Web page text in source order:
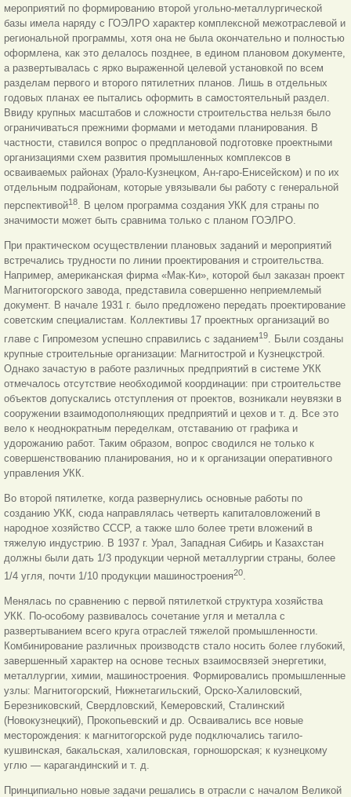
мероприятий по формированию второй угольно-металлургической
базы имела наряду с ГОЭЛРО характер комплексной межотраслевой и
региональной программы, хотя она не была окончательно и полностью
оформлена, как это делалось позднее, в едином плановом документе,
а развертывалась с ярко выраженной целевой установкой по всем
разделам первого и второго пятилетних планов. Лишь в отдельных
годовых планах ее пытались оформить в самостоятельный раздел.
Ввиду крупных масштабов и сложности строительства нельзя было
ограничиваться прежними формами и методами планирования. В
частности, ставился вопрос о предплановой подготовке проектными
организациями схем развития промышленных комплексов в
осваиваемых районах (Урало-Кузнецком, Ан-гаро-Енисейском) и по их
отдельным подрайонам, которые увязывали бы работу с генеральной
перспективой18. В целом программа создания УКК для страны по
значимости может быть сравнима только с планом ГОЭЛРО.
При практическом осуществлении плановых заданий и мероприятий
встречались трудности по линии проектирования и строительства.
Например, американская фирма «Мак-Ки», которой был заказан проект
Магнитогорского завода, представила совершенно неприемлемый
документ. В начале 1931 г. было предложено передать проектирование
советским специалистам. Коллективы 17 проектных организаций во
главе с Гипромезом успешно справились с заданием19
. Были созданы
крупные строительные организации: Магнитострой и Кузнецкстрой.
Однако зачастую в работе различных предприятий в системе УКК
отмечалось отсутствие необходимой координации: при строительстве
объектов допускались отступления от проектов, возникали неувязки в
сооружении взаимодополняющих предприятий и цехов и т. д. Все это
вело к неоднократным переделкам, отставанию от графика и
удорожанию работ. Таким образом, вопрос сводился не только к
совершенствованию планирования, но и к организации оперативного
управления УКК.
Во второй пятилетке, когда развернулись основные работы по
созданию УКК, сюда направлялась четверть капиталовложений в
народное хозяйство СССР, а также шло более трети вложений в
тяжелую индустрию. В 1937 г. Урал, Западная Сибирь и Казахстан
должны были дать 1/3 продукции черной металлургии страны, более
1/4 угля, почти 1/10 продукции машиностроения20
Менялась по сравнению с первой пятилеткой структура хозяйства
УКК. По-особому развивалось сочетание угля и металла с
развертыванием всего круга отраслей тяжелой промышленности.
Комбинирование различных производств стало носить более глубокий,
завершенный характер на основе тесных взаимосвязей энергетики,
металлургии, химии, машиностроения. Формировались промышленные
узлы: Магнитогорский, Нижнетагильский, Орско-Халиловский,
Березниковский, Свердловский, Кемеровский, Сталинский
(Новокузнецкий), Прокопьевский и др. Осваивались все новые
месторождения: к магнитогорской руде подключались тагило-
кушвинская, бакальская, халиловская, горношорская; к кузнецкому
углю — карагандинский и т. д.
Принципиально новые задачи решались в отрасли с началом Великой